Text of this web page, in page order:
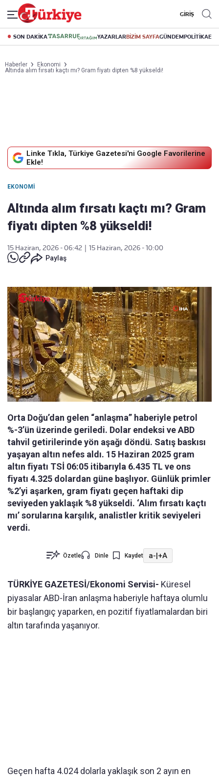
GİRİŞ
SON DAKİKA YAZARLARBİZİM SAYFAGÜNDEMPOLİTİKA
Haberler
Ekonomi
Altında alım fırsatı kaçtı mı? Gram fiyatı dipten %8 yükseldi!
Linke Tıkla, Türkiye Gazetesi'ni Google Favorilerine
Ekle!
EKONOMI
Altında alım fırsatı kaçtı mı? Gram
fiyatı dipten %8 yükseldi!
15 Haziran, 2026 - 06:42
15 Haziran, 2026 - 10:00
Paylaş
Orta Doğu’dan gelen “anlaşma” haberiyle petrol
%-3’ün üzerinde geriledi. Dolar endeksi ve ABD
tahvil getirilerinde yön aşağı döndü. Satış baskısı
yaşayan altın nefes aldı. 15 Haziran 2025 gram
altın fiyatı TSİ 06:05 itibarıyla 6.435 TL ve ons
fiyatı 4.325 dolardan güne başlıyor. Günlük primler
%2’yi aşarken, gram fiyatı geçen haftaki dip
seviyeden yaklaşık %8 yükseldi. ‘Alım fırsatı kaçtı
mı’ sorularına karşılık, analistler kritik seviyeleri
verdi.
Özetle Dinle Kaydet a-|+A
TÜRKİYE GAZETESİ/Ekonomi Servisi- Küresel
piyasalar ABD-İran anlaşma haberiyle haftaya olumlu
bir başlangıç yaparken, en pozitif fiyatlamalardan biri
altın tarafında yaşanıyor.
Geçen hafta 4.024 dolarla yaklaşık son 2 ayın en